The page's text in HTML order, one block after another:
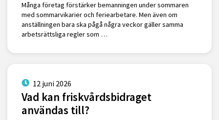
Många företag förstärker bemanningen under sommaren
med sommarvikarier och feriearbetare. Men även om
anställningen bara ska pågå några veckor gäller samma
arbetsrättsliga regler som …
12 juni 2026
Vad kan friskvårdsbidraget
användas till?